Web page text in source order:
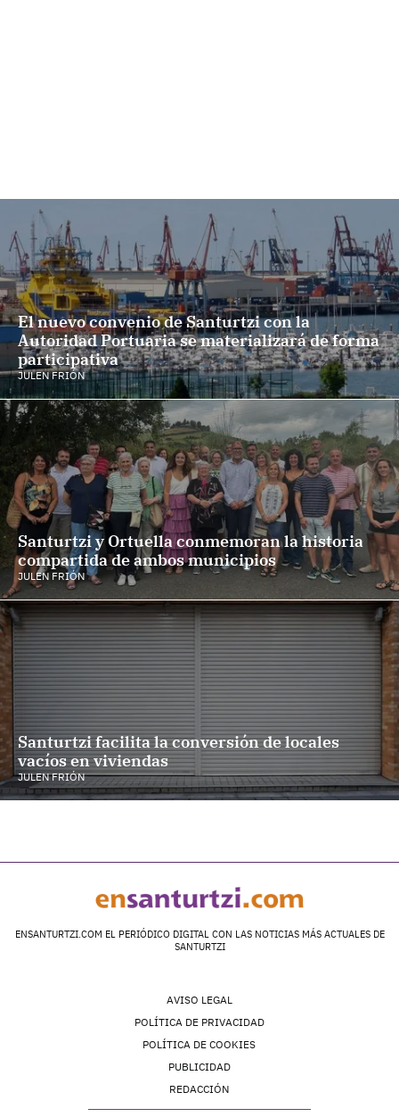
El nuevo convenio de Santurtzi con la
Autoridad Portuaria se materializará de forma
participativa
JULEN FRIÓN
Santurtzi y Ortuella conmemoran la historia
compartida de ambos municipios
JULEN FRIÓN
Santurtzi facilita la conversión de locales
vacíos en viviendas
JULEN FRIÓN
ENSANTURTZI.COM EL PERIÓDICO DIGITAL CON LAS NOTICIAS MÁS ACTUALES DE
SANTURTZI
AVISO LEGAL
POLÍTICA DE PRIVACIDAD
POLÍTICA DE COOKIES
PUBLICIDAD
REDACCIÓN